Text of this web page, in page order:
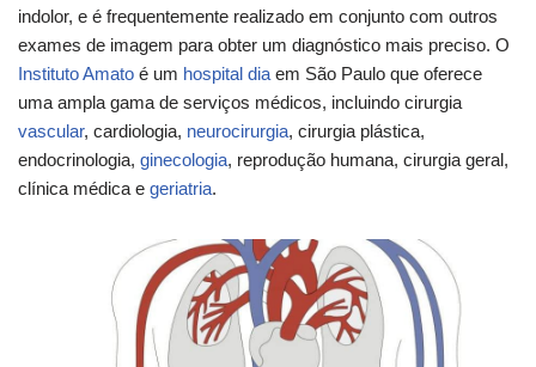
indolor, e é frequentemente realizado em conjunto com outros
exames de imagem para obter um diagnóstico mais preciso. O
Instituto Amato é um hospital dia em São Paulo que oferece
uma ampla gama de serviços médicos, incluindo cirurgia
vascular, cardiologia, neurocirurgia, cirurgia plástica,
endocrinologia, ginecologia, reprodução humana, cirurgia geral,
clínica médica e geriatria.